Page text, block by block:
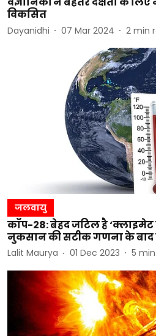
विकसित
Dayanidhi 07 Mar 2024 2 min
जलवायु
कॉप-28: बेहद जटिल है
नुकसान की सटीक गणना के बाद
Lalit Maurya 01 Dec 2023 5